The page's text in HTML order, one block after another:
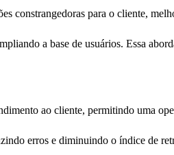
constrangedoras para o cliente,
a base de usuários. Essa
ao cliente, permitindo uma
erros e diminuindo o índice de